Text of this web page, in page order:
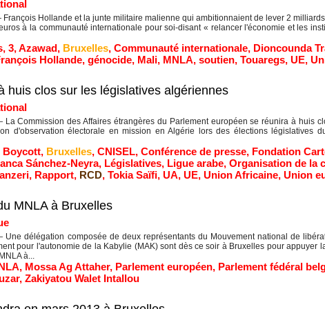
Hollande et la junte militaire malienne qui ambitionnaient de lever 2
à la communauté internationale pour soi-disant « relancer l'économie et les
, 3,Azawad, Bruxelles, Communauté internationale, Dioncounda
Hollande, génocide, Mali, MNLA, soutien, Touaregs, UE,
huis clos sur les législatives algériennes
La Commission des Affaires étrangères du Parlement européen se réunira à huis
d'observation électorale en mission en Algérie lors des élections législatives
Boycott, Bruxelles, CNISEL, Conférence de presse, Fondation
Sánchez-Neyra, Législatives, Ligue arabe, Organisation de la
, Rapport, RCD, Tokia Saïfi, UA, UE, Union Africaine, Union
MNLA à Bruxelles
Une délégation composée de deux représentants du Mouvement national de
pour l'autonomie de la Kabylie (MAK) sont dès ce soir à Bruxelles pour appuyer
à...
, Mossa Ag Attaher, Parlement européen, Parlement fédéral
, Zakiyatou Walet Intallou